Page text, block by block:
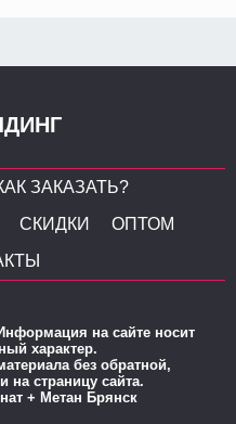
ЗАКАЗАТЬ?
СКИДКИ
ОПТОМ
на сайте носит
характер.
без обратной,
на страницу сайта.
+ Метан Брянск